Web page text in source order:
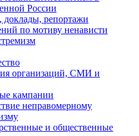
России
доклады, репортажи
по мотиву ненависти
организаций, СМИ и
кампании
неправомерному
и общественные